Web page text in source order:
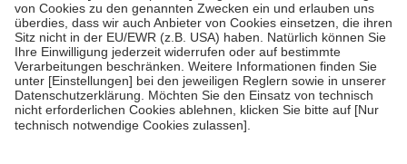
Um das Engagement der Versicherten für ihre eigene Gesundheit zu
stärken und die besondere Stellung der Familie zu unterstützen,
fallenkeine Zuzahlungenan bei:
• Kindern und Jugendlichen bis zum vollendeten 18. Lebensjahr
mit Ausnahme der Fahrkosten
• Untersuchungen zur Vorsorge und Früherkennung, die von der
GKV getragen werden